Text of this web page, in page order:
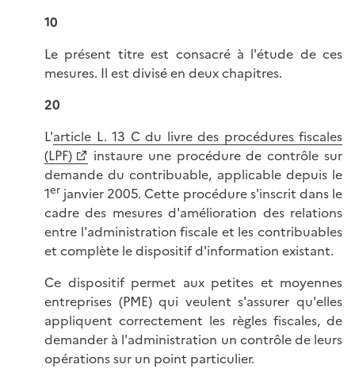
10
Le présent titre est consacré à l'étude de ces
mesures. Il est divisé en deux chapitres.
20
L'article L. 13 C du livre des procédures fiscales
(LPF)
instaure une procédure de contrôle sur
demande du contribuable, applicable depuis le
1er janvier 2005. Cette procédure s'inscrit dans le
cadre des mesures d'amélioration des relations
entre l'administration fiscale et les contribuables
et complète le dispositif d'information existant.
Ce dispositif permet aux petites et moyennes
entreprises (PME) qui veulent s'assurer qu'elles
appliquent correctement les règles fiscales, de
demander à l'administration un contrôle de leurs
opérations sur un point particulier.